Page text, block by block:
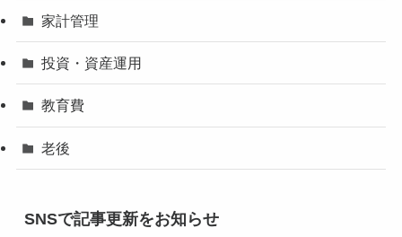
家計管理
投資・資産運用
教育費
老後
SNSで記事更新をお知らせ